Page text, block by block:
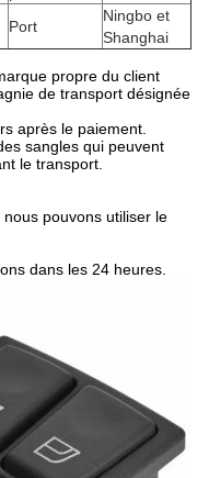
Port
Ningbo et
Shanghai
propre du client
de transport désignée
après le paiement.
sangles qui peuvent
le transport.
pouvons utiliser le
dans les 24 heures.